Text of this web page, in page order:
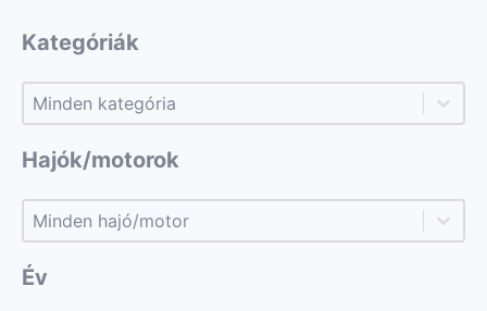
Kategóriák
Kategóriák
Kategóriák
Hajók/motorok
Hajók/motorok
Hajók/motorok
Év